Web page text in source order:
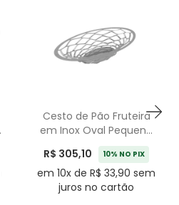
Cesto de Pão Fruteira
em Inox Oval Pequeno
Diamante Riva - 20cm
R$ 305,10 10% NO PIX
em 10x de R$ 33,90 sem
juros no cartão